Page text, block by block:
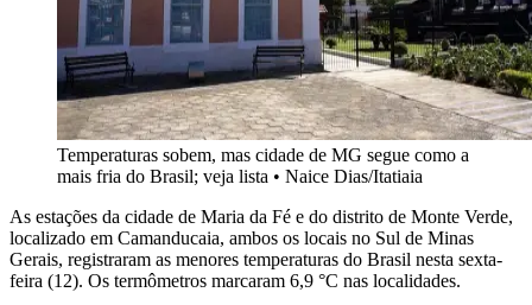
Temperaturas sobem, mas cidade de MG segue como a
mais fria do Brasil; veja lista • Naice Dias/Itatiaia
As estações da cidade de Maria da Fé e do distrito de Monte Verde,
localizado em Camanducaia, ambos os locais no Sul de Minas
Gerais, registraram as menores temperaturas do Brasil nesta sexta-
feira (12). Os termômetros marcaram 6,9 °C nas localidades.